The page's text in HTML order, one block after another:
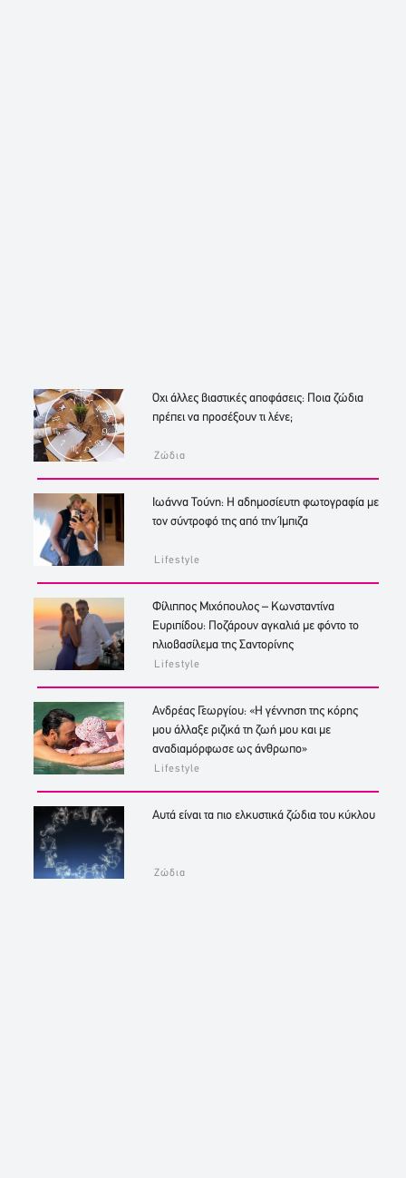
Όχι άλλες βιαστικές αποφάσεις: Ποια ζώδια
πρέπει να προσέξουν τι λένε;
Ζώδια
Ιωάννα Τούνη: Η αδημοσίευτη φωτογραφία με
τον σύντροφό της από την Ίμπιζα
Lifestyle
Φίλιππος Μιχόπουλος – Κωνσταντίνα
Ευριπίδου: Ποζάρουν αγκαλιά με φόντο το
ηλιοβασίλεμα της Σαντορίνης
Lifestyle
Ανδρέας Γεωργίου: «Η γέννηση της κόρης
μου άλλαξε ριζικά τη ζωή μου και με
αναδιαμόρφωσε ως άνθρωπο»
Lifestyle
Αυτά είναι τα πιο ελκυστικά ζώδια του κύκλου
Ζώδια